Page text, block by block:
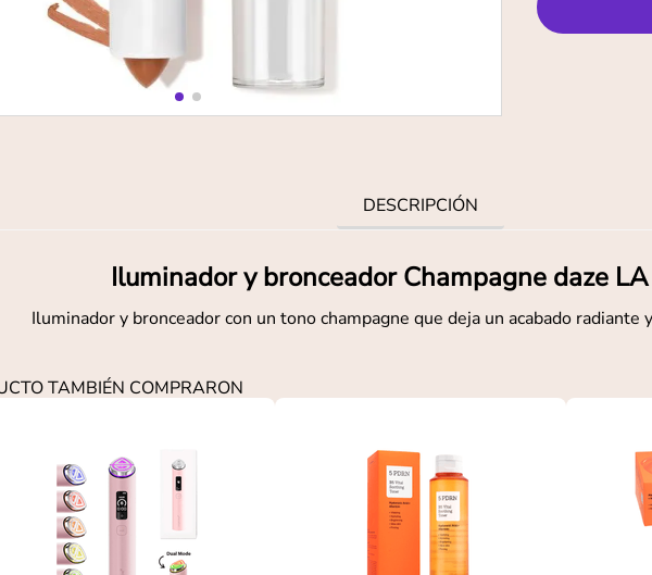
DESCRIPCIÓN
Iluminador y bronceador Champagne daze
Iluminador y bronceador con un tono champagne que deja un acabado radiante
TAMBIÉN COMPRARON